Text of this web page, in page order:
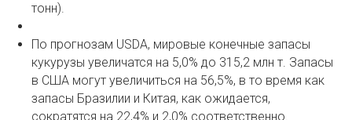
тонн).
По прогнозам USDA, мировые конечные запасы
кукурузы увеличатся на 5,0% до 315,2 млн т. Запасы
в США могут увеличиться на 56,5%, в то время как
запасы Бразилии и Китая, как ожидается,
сократятся на 22,4% и 2,0% соответственно.